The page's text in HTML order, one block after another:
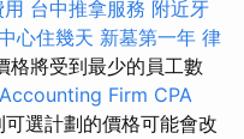
台中推拿服務 附近牙
心住幾天 新墓第一年 律
格將受到最少的員工數
Firm CPA
選計劃的價格可能會改